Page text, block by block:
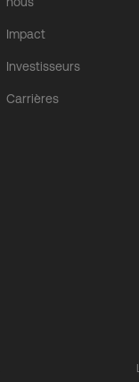
Impact
Investisseurs
Carrières